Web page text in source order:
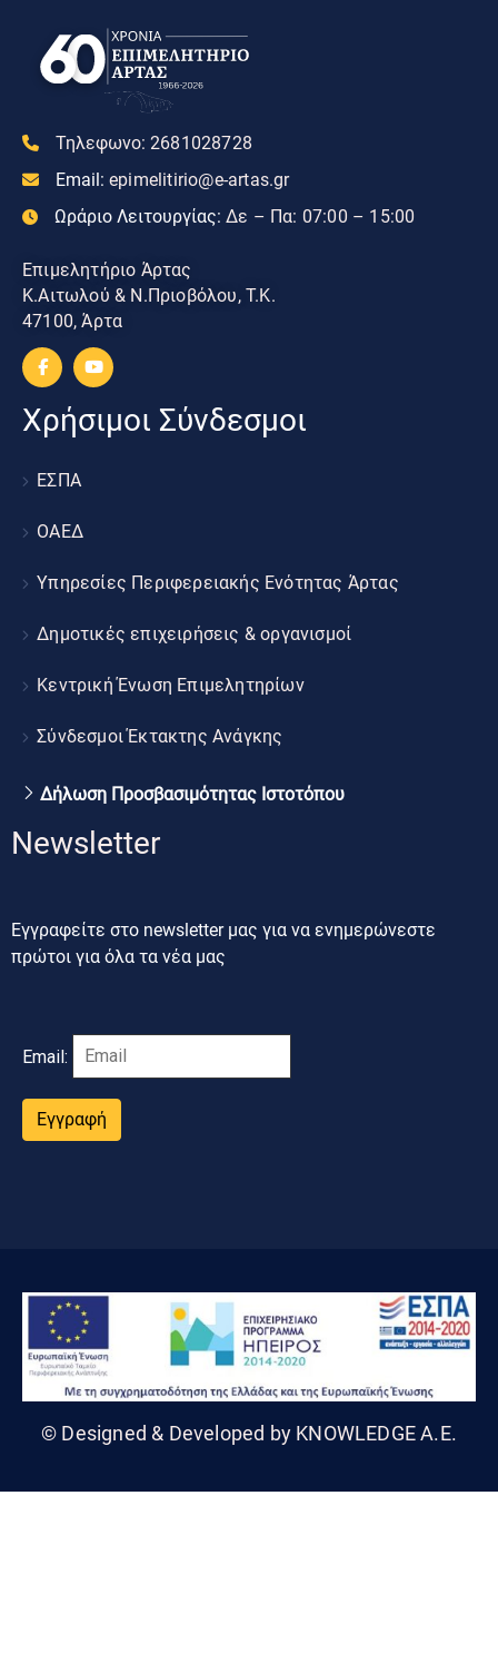
Τηλεφωνο: 2681028728
Email: epimelitirio@e-artas.gr
Ωράριο Λειτουργίας: Δε – Πα: 07:00 – 15:00
Επιμελητήριο Άρτας
Κ.Αιτωλού & Ν.Πριοβόλου, Τ.Κ.
47100, Άρτα
Χρήσιμοι Σύνδεσμοι
ΕΣΠΑ
ΟΑΕΔ
Υπηρεσίες Περιφερειακής Ενότητας Άρτας
Δημοτικές επιχειρήσεις & οργανισμοί
Κεντρική Ένωση Επιμελητηρίων
Σύνδεσμοι Έκτακτης Ανάγκης
Δήλωση Προσβασιμότητας Ιστοτόπου
Newsletter
Εγγραφείτε στο newsletter μας για να ενημερώνεστε
πρώτοι για όλα τα νέα μας
Email:
Εγγραφή
© Designed & Developed by KNOWLEDGE A.E.